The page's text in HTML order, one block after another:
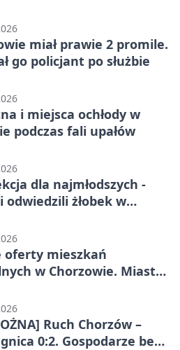
miał prawie 2 promile.
go policjant po służbie
i miejsca ochłody w
podczas fali upałów
dla najmłodszych -
odwiedzili żłobek w
oferty mieszkań
w Chorzowie. Miasto
Ruch Chorzów –
0:2. Gospodarze bez